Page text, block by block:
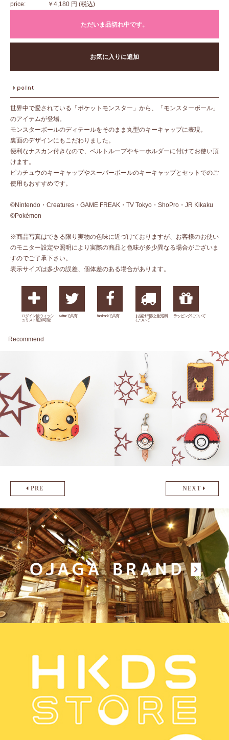
price:
￥4,180 円 (税込)
ただいま品切れ中です。
お気に入りに追加
世界中で愛されている「ポケットモンスター」から、「モンスターボール」
のアイテムが登場。
モンスターボールのディテールをそのまま丸型のキーキャップに表現。
裏面のデザインにもこだわりました。
便利なナスカン付きなので、ベルトループやキーホルダーに付けてお使い頂
けます。
ピカチュウのキーキャップやスーパーボールのキーキャップとセットでのご
使用もおすすめです。
©Nintendo・Creatures・GAME FREAK・TV Tokyo・ShoPro・JR Kikaku
©Pokémon
※商品写真はできる限り実物の色味に近づけておりますが、お客様のお使い
のモニター設定や照明により実際の商品と色味が多少異なる場合がございま
すのでご了承下さい。
表示サイズは多少の誤差、個体差のある場合があります。
ログイン後ウィッシ
ュリスト追加可能
twitterで共有 facebookで共有
お届け日数と配送料
について
ラッピングについて
Recommend